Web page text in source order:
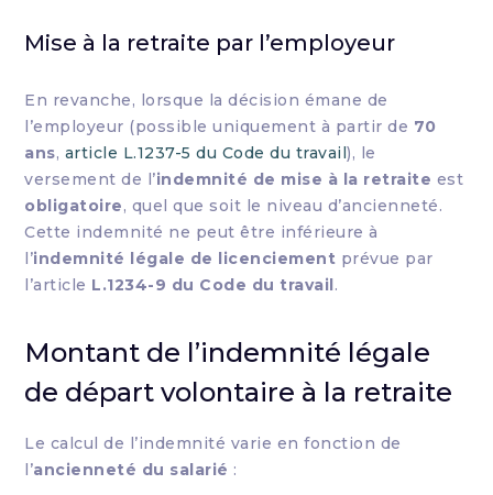
Mise à la retraite par l’employeur
En revanche, lorsque la décision émane de
l’employeur (possible uniquement à partir de 70
ans, article L.1237-5 du Code du travail), le
versement de l’indemnité de mise à la retraite est
obligatoire, quel que soit le niveau d’ancienneté.
Cette indemnité ne peut être inférieure à
l’indemnité légale de licenciement prévue par
l’article L.1234-9 du Code du travail.
Montant de l’indemnité légale
de départ volontaire à la retraite
Le calcul de l’indemnité varie en fonction de
l’ancienneté du salarié :